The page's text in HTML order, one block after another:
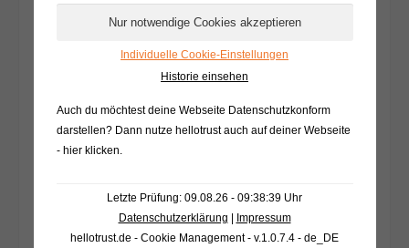
Individuelle Cookie-Einstellungen
Historie einsehen
Auch du möchtest deine Webseite Datenschutzkonform
darstellen? Dann nutze hellotrust auch auf deiner Webseite
- hier klicken.
Letzte Prüfung: 09.08.26 - 09:38:39 Uhr
Datenschutzerklärung
Impressum
hellotrust.de - Cookie Management - v.1.0.7.4 - de_DE